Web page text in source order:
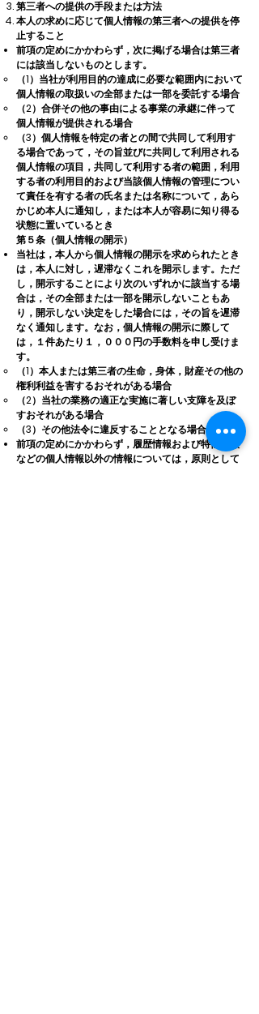
第三者への提供の手段または方法
本人の求めに応じて個人情報の第三者への提供を停
止すること
前項の定めにかかわらず，次に掲げる場合は第三者
には該当しないものとします。
（1）当社が利用目的の達成に必要な範囲内において
個人情報の取扱いの全部または一部を委託する場合
（2）合併その他の事由による事業の承継に伴って
個人情報が提供される場合
（3）個人情報を特定の者との間で共同して利用す
る場合であって，その旨並びに共同して利用される
個人情報の項目，共同して利用する者の範囲，利用
する者の利用目的および当該個人情報の管理につい
て責任を有する者の氏名または名称について，あら
かじめ本人に通知し，または本人が容易に知り得る
状態に置いているとき
第５条（個人情報の開示）
当社は，本人から個人情報の開示を求められたとき
は，本人に対し，遅滞なくこれを開示します。ただ
し，開示することにより次のいずれかに該当する場
合は，その全部または一部を開示しないこともあ
り，開示しない決定をした場合には，その旨を遅滞
なく通知します。なお，個人情報の開示に際して
は，１件あたり１，０００円の手数料を申し受けま
す。
（1）本人または第三者の生命，身体，財産その他の
権利利益を害するおそれがある場合
（2）当社の業務の適正な実施に著しい支障を及ぼ
すおそれがある場合
（3）その他法令に違反することとなる場合
前項の定めにかかわらず，履歴情報および特性情報
などの個人情報以外の情報については，原則として